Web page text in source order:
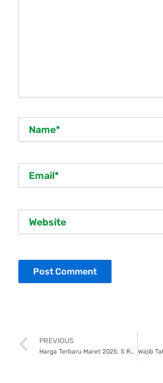
Prev
PREVIOUS
Harga Terbaru Maret 2025, 5 Rekomendasi HP Terbaik di Bawah 2 Juta!